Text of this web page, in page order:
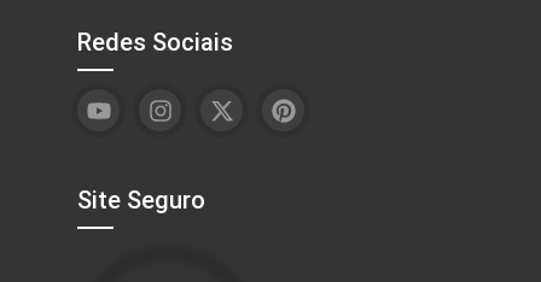
Redes Sociais
Site Seguro